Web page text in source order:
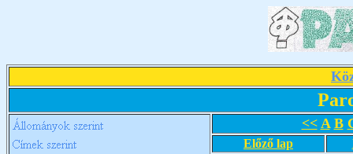
<< A B
Előző lap